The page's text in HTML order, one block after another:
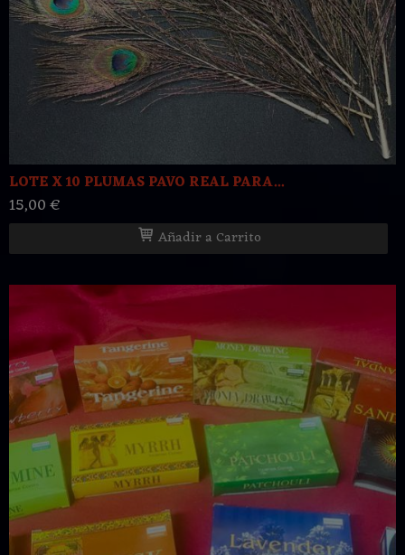
LOTE X 10 PLUMAS PAVO REAL PARA...
15,00 €
Añadir a Carrito